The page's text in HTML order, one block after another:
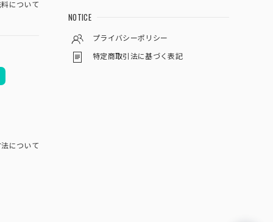
について
について
NOTICE
プライバシーポリシー
特定商取引法に基づく表記